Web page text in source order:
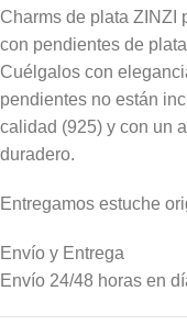
Charms de plata ZINZI
con pendientes de
Cuélgalos con
pendientes no están
calidad (925) y con un
duradero.
Entregamos estuche
Envío y Entrega
Envío 24/48 horas en